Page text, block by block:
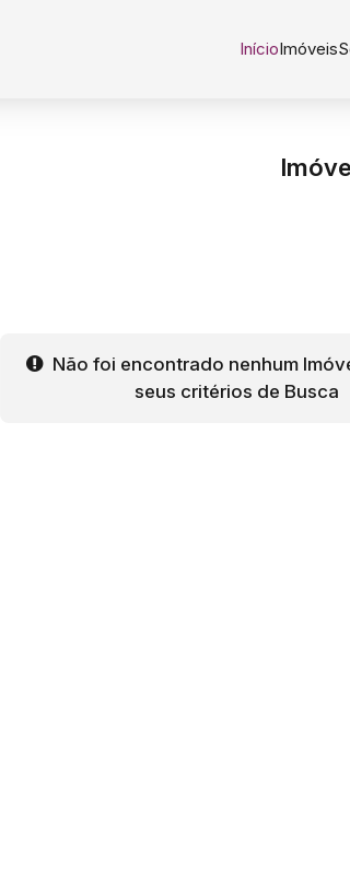
Imóveis
Início
Não foi encontrado nenhum
seus critérios de Busca